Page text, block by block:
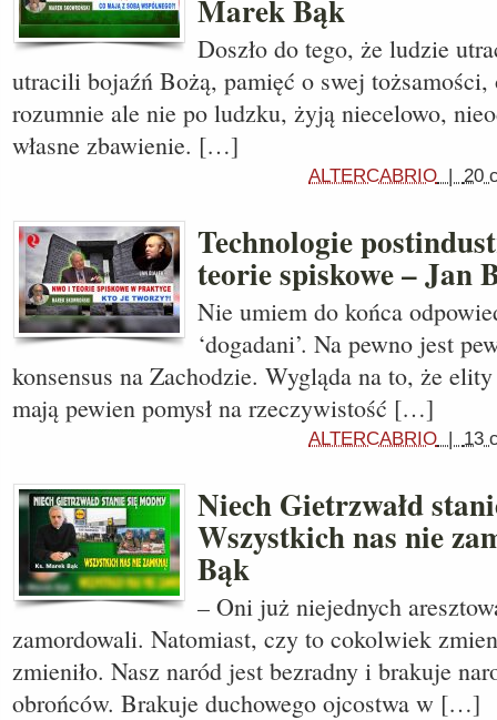
Marek Bąk
Doszło do tego, że ludzie
utracili bojaźń Bożą, pamięć o swej
rozumnie ale nie po ludzku, żyją niecelowo,
własne zbawienie. […]
ALTERCABRIO | 20
Technologie
teorie spiskowe – Jan
Nie umiem do końca
‘dogadani’. Na pewno jest
konsensus na Zachodzie. Wygląda na to, że
mają pewien pomysł na rzeczywistość […]
ALTERCABRIO | 13
Niech Gietrzwałd
Wszystkich nas nie
Bąk
– Oni już niejednych
zamordowali. Natomiast, czy to cokolwiek
zmieniło. Nasz naród jest bezradny i brakuje
obrońców. Brakuje duchowego ojcostwa w […]